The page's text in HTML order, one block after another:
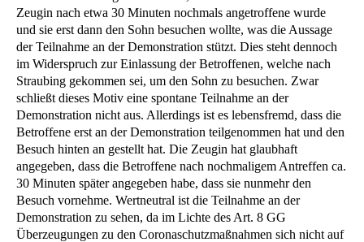
Zeugin nach etwa 30 Minuten nochmals angetroffene wurde
und sie erst dann den Sohn besuchen wollte, was die Aussage
der Teilnahme an der Demonstration stützt. Dies steht dennoch
im Widerspruch zur Einlassung der Betroffenen, welche nach
Straubing gekommen sei, um den Sohn zu besuchen. Zwar
schließt dieses Motiv eine spontane Teilnahme an der
Demonstration nicht aus. Allerdings ist es lebensfremd, dass die
Betroffene erst an der Demonstration teilgenommen hat und den
Besuch hinten an gestellt hat. Die Zeugin hat glaubhaft
angegeben, dass die Betroffene nach nochmaligem Antreffen ca.
30 Minuten später angegeben habe, dass sie nunmehr den
Besuch vornehme. Wertneutral ist die Teilnahme an der
Demonstration zu sehen, da im Lichte des Art. 8 GG
Überzeugungen zu den Coronaschutzmaßnahmen sich nicht auf